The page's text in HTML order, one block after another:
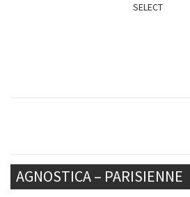
SELECT
AGNOSTICA – PARISIENNE